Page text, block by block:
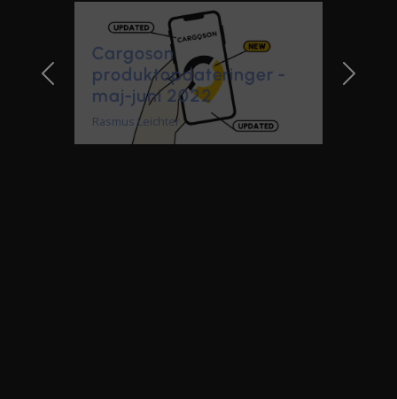
Transportstyringssystem
til små virksomheder
Rasmus Leichter
Previous Slide